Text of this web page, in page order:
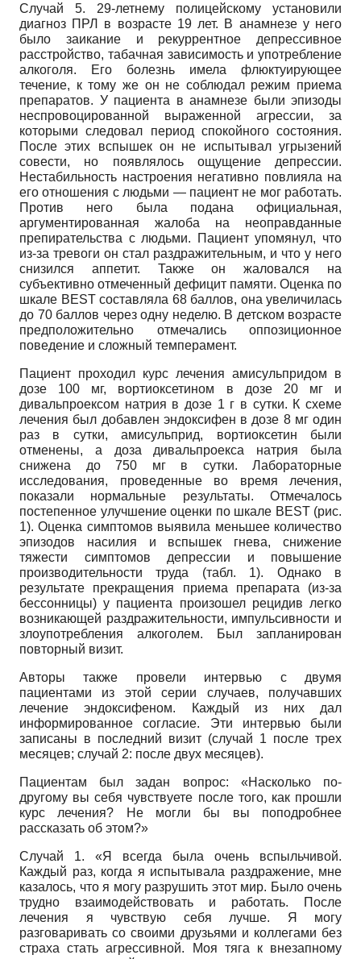
Случай 5. 29-летнему полицейскому установили
диагноз ПРЛ в возрасте 19 лет. В анамнезе у него
было заикание и рекуррентное депрессивное
расстройство, табачная зависимость и употребление
алкоголя. Его болезнь имела флюктуирующее
течение, к тому же он не соблюдал режим приема
препаратов. У пациента в анамнезе были эпизоды
неспровоцированной выраженной агрессии, за
которыми следовал период спокойного состояния.
После этих вспышек он не испытывал угрызений
совести, но появлялось ощущение депрессии.
Нестабильность настроения негативно повлияла на
его отношения с людьми — пациент не мог работать.
Против него была подана официальная,
аргументированная жалоба на неоправданные
препирательства с людьми. Пациент упомянул, что
из-за тревоги он стал раздражительным, и что у него
снизился аппетит. Также он жаловался на
субъективно отмеченный дефицит памяти. Оценка по
шкале BEST составляла 68 баллов, она увеличилась
до 70 баллов через одну неделю. В детском возрасте
предположительно отмечались оппозиционное
поведение и сложный темперамент.
Пациент проходил курс лечения амисульпридом в
дозе 100 мг, вортиоксетином в дозе 20 мг и
дивальпроексом натрия в дозе 1 г в сутки. К схеме
лечения был добавлен эндоксифен в дозе 8 мг один
раз в сутки, амисульприд, вортиоксетин были
отменены, а доза дивальпроекса натрия была
снижена до 750 мг в сутки. Лабораторные
исследования, проведенные во время лечения,
показали нормальные результаты. Отмечалось
постепенное улучшение оценки по шкале BEST (рис.
1). Оценка симптомов выявила меньшее количество
эпизодов насилия и вспышек гнева, снижение
тяжести симптомов депрессии и повышение
производительности труда (табл. 1). Однако в
результате прекращения приема препарата (из-за
бессонницы) у пациента произошел рецидив легко
возникающей раздражительности, импульсивности и
злоупотребления алкоголем. Был запланирован
повторный визит.
Авторы также провели интервью с двумя
пациентами из этой серии случаев, получавших
лечение эндоксифеном. Каждый из них дал
информированное согласие. Эти интервью были
записаны в последний визит (случай 1 после трех
месяцев; случай 2: после двух месяцев).
Пациентам был задан вопрос: «Насколько по-
другому вы себя чувствуете после того, как прошли
курс лечения? Не могли бы вы поподробнее
рассказать об этом?»
Случай 1. «Я всегда была очень вспыльчивой.
Каждый раз, когда я испытывала раздражение, мне
казалось, что я могу разрушить этот мир. Было очень
трудно взаимодействовать и работать. После
лечения я чувствую себя лучше. Я могу
разговаривать со своими друзьями и коллегами без
страха стать агрессивной. Моя тяга к внезапному